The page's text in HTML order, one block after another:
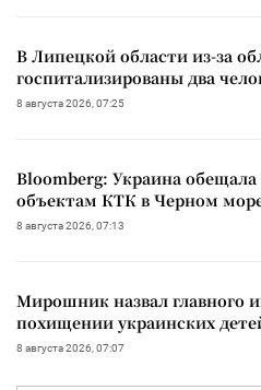
В Липецкой области из-за
госпитализированы два
8 августа 2026, 07:25
Bloomberg: Украина
объектам КТК в Черном
8 августа 2026, 07:13
Мирошник назвал главного
похищении украинских
8 августа 2026, 07:07